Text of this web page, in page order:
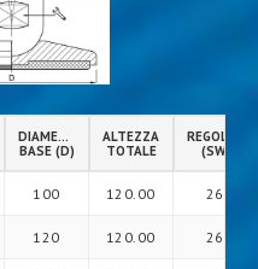
DIAMETRO
BASE (D)
ALTEZZA
TOTALE
(SW)
100 120.00 26
120 120.00 26